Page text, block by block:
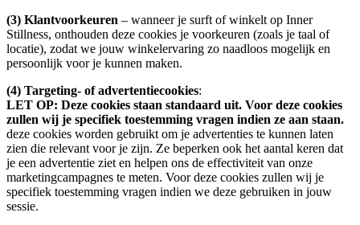
(3) Klantvoorkeuren – wanneer je surft of winkelt op Inner
Stillness, onthouden deze cookies je voorkeuren (zoals je taal of
locatie), zodat we jouw winkelervaring zo naadloos mogelijk en
persoonlijk voor je kunnen maken.
(4) Targeting- of advertentiecookies:
LET OP: Deze cookies staan standaard uit. Voor deze cookies
zullen wij je specifiek toestemming vragen indien ze aan staan.
deze cookies worden gebruikt om je advertenties te kunnen laten
zien die relevant voor je zijn. Ze beperken ook het aantal keren dat
je een advertentie ziet en helpen ons de effectiviteit van onze
marketingcampagnes te meten. Voor deze cookies zullen wij je
specifiek toestemming vragen indien we deze gebruiken in jouw
sessie.